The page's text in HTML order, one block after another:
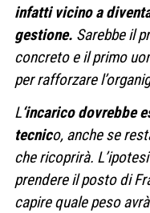
infatti vicino a
gestione. Sarebbe il
concreto e il primo
per rafforzare
L‘incarico dovrebbe
tecnico, anche se
che ricoprirà.
prendere il posto di
capire quale peso